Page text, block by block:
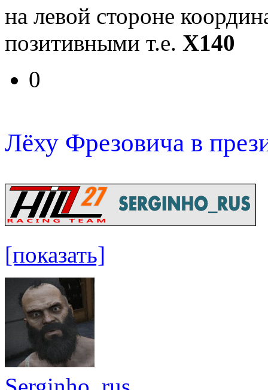
на левой стороне
позитивными т.е. X140
0
Лёху Фрезовича в
[показать]